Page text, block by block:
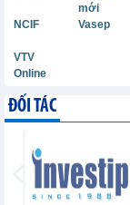
mới
NCIF
Vasep
VTV
Online
ĐỐI TÁC